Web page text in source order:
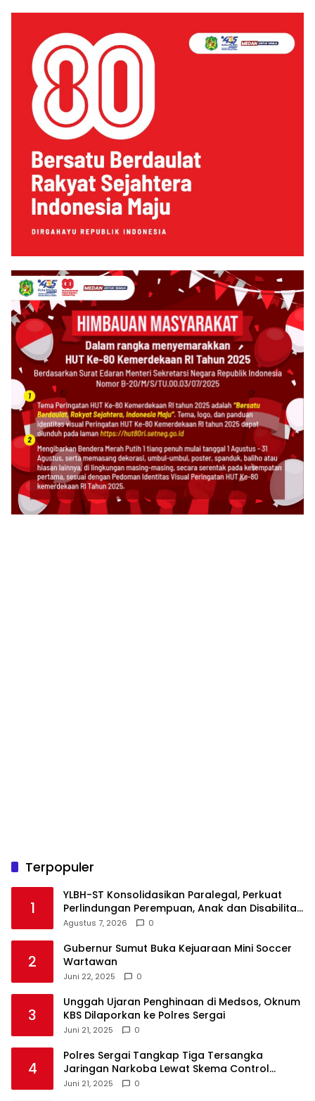
Terpopuler
1
YLBH-ST Konsolidasikan Paralegal, Perkuat
Perlindungan Perempuan, Anak dan Disabilitas
Agustus 7, 2026 0
2
Gubernur Sumut Buka Kejuaraan Mini Soccer
Wartawan
Juni 22, 2025 0
3
Unggah Ujaran Penghinaan di Medsos, Oknum
KBS Dilaporkan ke Polres Sergai
Juni 21, 2025 0
4
Polres Sergai Tangkap Tiga Tersangka
Jaringan Narkoba Lewat Skema Control
Delivery
Juni 21, 2025 0